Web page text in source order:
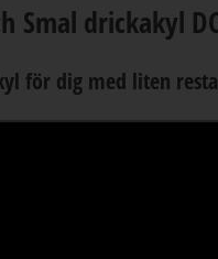
Smal drickakyl
för dig med liten